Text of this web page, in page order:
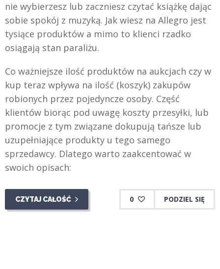
nie wybierzesz lub zaczniesz czytać książkę dając
sobie spokój z muzyką. Jak wiesz na Allegro jest
tysiące produktów a mimo to klienci rzadko
osiągają stan paraliżu.
Co ważniejsze ilość produktów na aukcjach czy w
kup teraz wpływa na ilość (koszyk) zakupów
robionych przez pojedyncze osoby. Część
klientów biorąc pod uwagę koszty przesyłki, lub
promocje z tym związane dokupują tańsze lub
uzupełniające produkty u tego samego
sprzedawcy. Dlatego warto zaakcentować w
swoich opisach:
CZYTAJ CAŁOŚĆ 0 PODZIEL SIĘ